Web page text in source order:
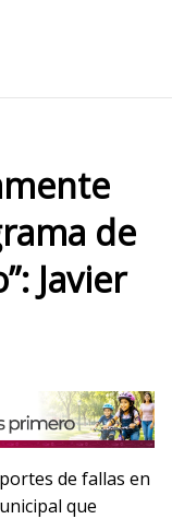
de
Javier
de fallas en
que